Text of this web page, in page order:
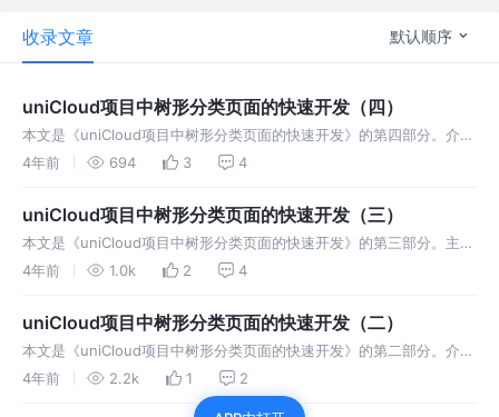
收录文章 默认顺序
uniCloud项目中树形分类页面的快速开发（四）
本文是《uniCloud项目中树形分类页面的快速开发》的第四部分。介绍
分类管理移动端页面的快速开发。利用插件市场的移动端模版，通过几
4年前 694 3 4
uniCloud项目中树形分类页面的快速开发（三）
本文是《uniCloud项目中树形分类页面的快速开发》的第三部分。主要
分享schema2code自动生成页面代码后二次开发的主要内容。通过二
4年前 1.0k 2 4
uniCloud项目中树形分类页面的快速开发（二）
本文是《uniCloud项目中树形分类页面的快速开发》的第二部分。介绍
如何通过schema自动生成管理端代码。并就系统提供的RBAC角色权限
4年前 2.2k 1 2